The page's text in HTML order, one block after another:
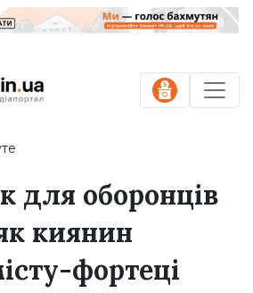
для оборонців
киянин
фортеці